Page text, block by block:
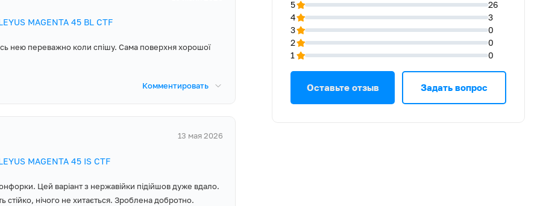
привабливою,
витримує
вже
турбот,
чи
MAGENTA 45 BL CTF
нею переважно коли спішу. Сама поверхня хорошої
Комментировать
13 мая 2026
MAGENTA 45 IS CTF
Цей варіант з нержавійки підійшов дуже вдало.
стійко, нічого не хитається. Зроблена добротно.
5
26
4
3
3
0
2
0
1
0
Оставьте отзыв Задать вопрос